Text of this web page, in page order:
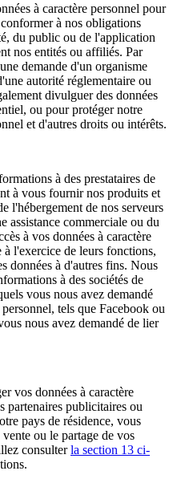
à caractère personnel pour
à nos obligations
du public ou de l'application
nos entités ou affiliés. Par
demande d'un organisme
autorité réglementaire ou
divulguer des données
ou pour protéger notre
et d'autres droits ou intérêts.
à des prestataires de
à vous fournir nos produits et
l'hébergement de nos serveurs
assistance commerciale ou du
à vos données à caractère
à l'exercice de leurs fonctions,
données à d'autres fins. Nous
à des sociétés de
vous nous avez demandé
tels que Facebook ou
nous avez demandé de lier
vos données à caractère
partenaires publicitaires ou
pays de résidence, vous
ou le partage de vos
consulterla section 13 ci-